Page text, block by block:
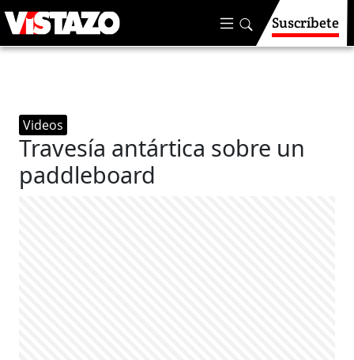
Suscríbete
Videos
Travesía antártica sobre un
paddleboard